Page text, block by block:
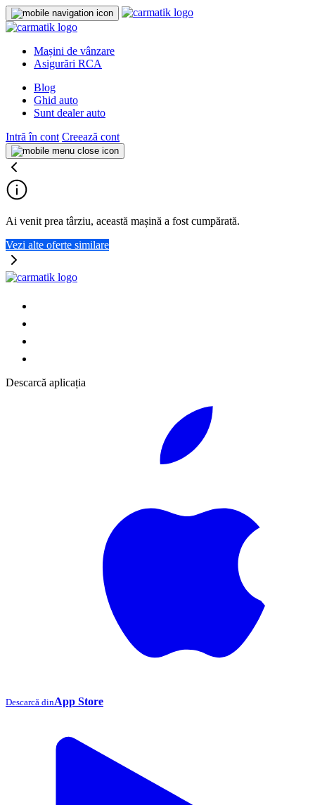
Mașini de vânzare
Asigurări RCA
Blog
Ghid auto
Sunt dealer auto
Intră în cont Creează cont
Ai venit prea târziu, această mașină a fost cumpărată.
Vezi alte oferte similare
Descarcă aplicația
Descarcă dinApp Store